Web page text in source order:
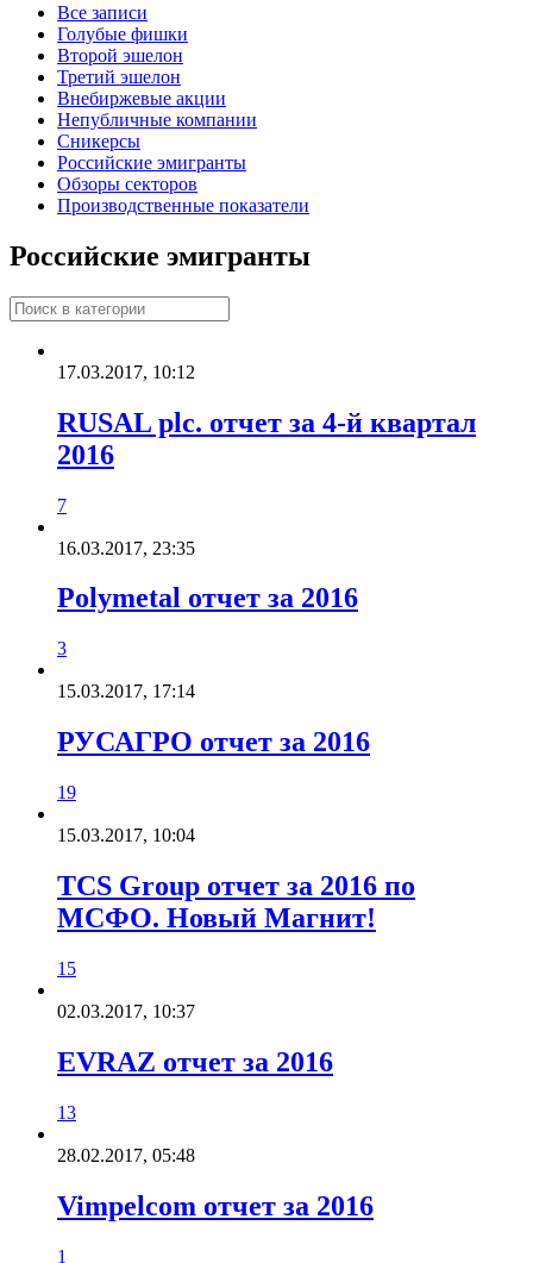
Все записи
Голубые фишки
Второй эшелон
Третий эшелон
Внебиржевые акции
Непубличные компании
Сникерсы
Российские эмигранты
Обзоры секторов
Производственные показатели
Российские эмигранты
17.03.2017, 10:12
RUSAL plc. отчет за 4-й квартал
2016
7
16.03.2017, 23:35
Polymetal отчет за 2016
3
15.03.2017, 17:14
РУСАГРО отчет за 2016
19
15.03.2017, 10:04
TCS Group отчет за 2016 по
МСФО. Новый Магнит!
15
02.03.2017, 10:37
EVRAZ отчет за 2016
13
28.02.2017, 05:48
Vimpelcom отчет за 2016
1